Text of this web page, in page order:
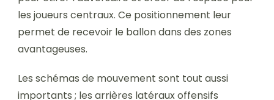
les joueurs centraux. Ce positionnement leur
permet de recevoir le ballon dans des zones
avantageuses.
Les schémas de mouvement sont tout aussi
importants ; les arrières latéraux offensifs